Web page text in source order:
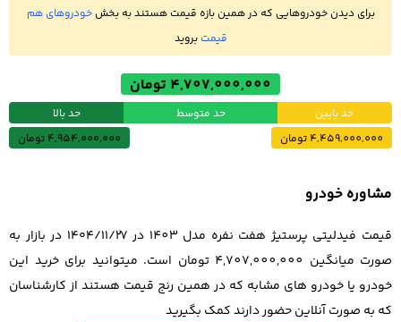
برای دیدن خودروهایی که در همین بازه قیمت هستند به بخش خودروهای هم
قیمتبروید
4,459,000,000 تومان
4,707,000,000 تومان
4,954,000,000 تومان
حد پایین حد متوسط حد بالا
مشاوره خودرو
قیمت فیدلیتی پرستیژ هفت نفره مدل 1403 در ۱۴۰۴/۱۱/۲۷ در بازار به
صورت میانگین 4,707,000,000 تومان است. میتوانید برای خرید این
خودرو یا خودرو های مشابه که در همین رنج قیمت هستند از کارشناسان
که به صورت آنلاین حضور دارند کمک بگیرید